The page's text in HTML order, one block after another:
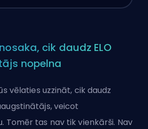
cik daudz ELO
nopelna
vēlaties uzzināt, cik daudz
veicot
Tomēr tas nav tik vienkārši. Nav